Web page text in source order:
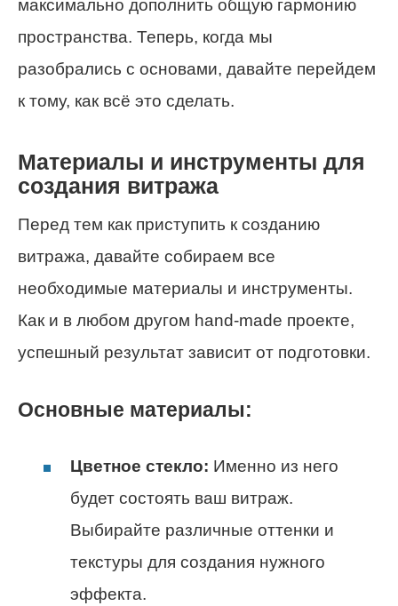
максимально дополнить общую гармонию
пространства. Теперь, когда мы
разобрались с основами, давайте перейдем
к тому, как всё это сделать.
Материалы и инструменты для
создания витража
Перед тем как приступить к созданию
витража, давайте собираем все
необходимые материалы и инструменты.
Как и в любом другом hand-made проекте,
успешный результат зависит от подготовки.
Основные материалы:
Цветное стекло: Именно из него
будет состоять ваш витраж.
Выбирайте различные оттенки и
текстуры для создания нужного
эффекта.